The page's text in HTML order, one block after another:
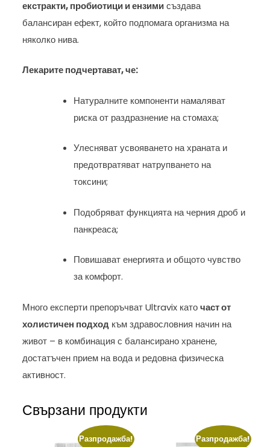
екстракти, пробиотици и ензимисъздава
балансиран ефект, който подпомага организма на
няколко нива.
Лекарите подчертават, че:
Натуралните компоненти намаляват
риска от раздразнение на стомаха;
Улесняват усвояването на храната и
предотвратяват натрупването на
токсини;
Подобряват функцията на черния дроб и
панкреаса;
Повишават енергията и общото чувство
за комфорт.
Много експерти препоръчват Ultravix каточаст от
холистичен подход към здравословния начин на
живот – в комбинация с балансирано хранене,
достатъчен прием на вода и редовна физическа
активност.
Свързани продукти
Разпродажба! Разпродажба!